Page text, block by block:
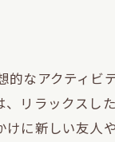
び方
時間
なアクティビ
リラックスし
に新しい友人